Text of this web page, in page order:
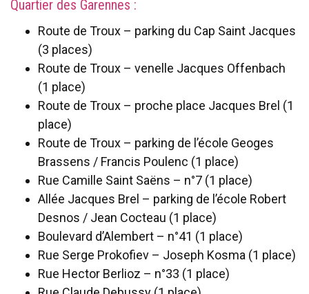
Quartier des Garennes :
Route de Troux – parking du Cap Saint Jacques
(3 places)
Route de Troux – venelle Jacques Offenbach
(1 place)
Route de Troux – proche place Jacques Brel (1
place)
Route de Troux – parking de l’école Geoges
Brassens / Francis Poulenc (1 place)
Rue Camille Saint Saëns – n°7 (1 place)
Allée Jacques Brel – parking de l’école Robert
Desnos / Jean Cocteau (1 place)
Boulevard d’Alembert – n°41 (1 place)
Rue Serge Prokofiev – Joseph Kosma (1 place)
Rue Hector Berlioz – n°33 (1 place)